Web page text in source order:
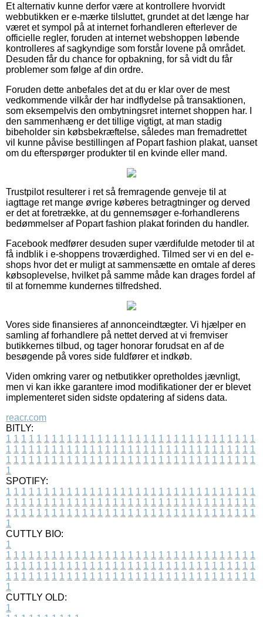
Et alternativ kunne derfor være at kontrollere hvorvidt
webbutikken er e-mærke tilsluttet, grundet at det længe har
været et sympol på at internet forhandleren efterlever de
officielle regler, foruden at internet webshoppen løbende
kontrolleres af sagkyndige som forstår lovene på området.
Desuden får du chance for opbakning, for så vidt du får
problemer som følge af din ordre.
Foruden dette anbefales det at du er klar over de mest
vedkommende vilkår der har indflydelse på transaktionen,
som eksempelvis den ombytningsret internet shoppen har. I
den sammenhæng er det tillige vigtigt, at man stadig
bibeholder sin købsbekræftelse, således man fremadrettet
vil kunne påvise bestillingen af Popart fashion plakat, uanset
om du efterspørger produkter til en kvinde eller mand.
Trustpilot resulterer i ret så fremragende genveje til at
iagttage ret mange øvrige køberes betragtninger og derved
er det at foretrække, at du gennemsøger e-forhandlerens
bedømmelser af Popart fashion plakat forinden du handler.
Facebook medfører desuden super værdifulde metoder til at
få indblik i e-shoppens troværdighed. Tilmed ser vi en del e-
shops hvor det er muligt at sammensætte en omtale af deres
købsoplevelse, hvilket på samme måde kan drages fordel af
til at fornemme kundernes tilfredshed.
Vores side finansieres af annonceindtægter. Vi hjælper en
samling af forhandlere på nettet derved at vi fremviser
butikkernes tilbud, og tager honorar forudsat en af de
besøgende på vores side fuldfører et indkøb.
Viden omkring varer og netbutikker opretholdes jævnligt,
men vi kan ikke garantere imod modifikationer der er blevet
implementeret siden sidste opdatering af sidens data.
reacr.com
BITLY:
1 1 1 1 1 1 1 1 1 1 1 1 1 1 1 1 1 1 1 1 1 1 1 1 1 1 1 1 1 1 1 1 1
1 1 1 1 1 1 1 1 1 1 1 1 1 1 1 1 1 1 1 1 1 1 1 1 1 1 1 1 1 1 1 1 1
1 1 1 1 1 1 1 1 1 1 1 1 1 1 1 1 1 1 1 1 1 1 1 1 1 1 1 1 1 1 1 1 1
1
SPOTIFY:
1 1 1 1 1 1 1 1 1 1 1 1 1 1 1 1 1 1 1 1 1 1 1 1 1 1 1 1 1 1 1 1 1
1 1 1 1 1 1 1 1 1 1 1 1 1 1 1 1 1 1 1 1 1 1 1 1 1 1 1 1 1 1 1 1 1
1 1 1 1 1 1 1 1 1 1 1 1 1 1 1 1 1 1 1 1 1 1 1 1 1 1 1 1 1 1 1 1 1
1
CUTTLY BIO:
1
1 1 1 1 1 1 1 1 1 1 1 1 1 1 1 1 1 1 1 1 1 1 1 1 1 1 1 1 1 1 1 1 1
1 1 1 1 1 1 1 1 1 1 1 1 1 1 1 1 1 1 1 1 1 1 1 1 1 1 1 1 1 1 1 1 1
1 1 1 1 1 1 1 1 1 1 1 1 1 1 1 1 1 1 1 1 1 1 1 1 1 1 1 1 1 1 1 1 1
1
CUTTLY OLD:
1